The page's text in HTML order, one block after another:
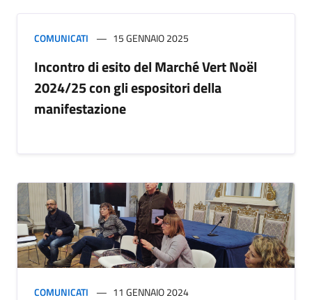
COMUNICATI 15 GENNAIO 2025
Incontro di esito del Marché Vert Noël
2024/25 con gli espositori della
manifestazione
COMUNICATI 11 GENNAIO 2024